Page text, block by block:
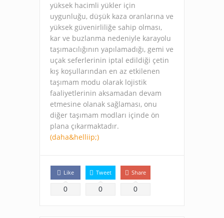
yüksek hacimli yükler için
uygunluğu, düşük kaza oranlarına ve
yüksek güvenirliliğe sahip olması,
kar ve buzlanma nedeniyle karayolu
taşımacılığının yapılamadığı, gemi ve
uçak seferlerinin iptal edildiği çetin
kış koşullarından en az etkilenen
taşımam modu olarak lojistik
faaliyetlerinin aksamadan devam
etmesine olanak sağlaması, onu
diğer taşımam modları içinde ön
plana çıkarmaktadır.
(daha&helliip;)
Like
0
Tweet
0
Share
0